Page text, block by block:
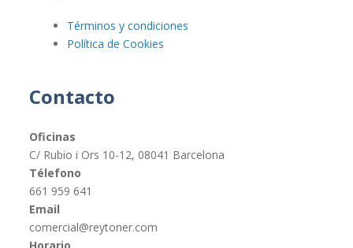
Términos y condiciones
Política de Cookies
Contacto
Oficinas
C/ Rubio i Ors 10-12, 08041 Barcelona
Télefono
661 959 641
Email
comercial@reytoner.com